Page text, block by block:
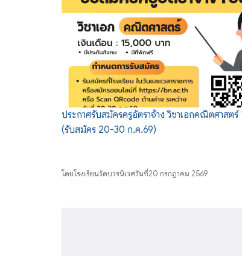
ประกาศรับสมัครครูอัตราจ้าง วิชาเอกคณิตศาสตร์
(รับสมัคร 20-30 ก.ค.69)
โดยโรงเรียนวัดบวรนิเวศวันที่20 กรกฎาคม 2569